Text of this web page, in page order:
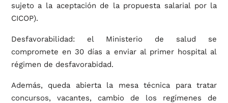
sujeto a la aceptación de la propuesta salarial por la
CICOP).
Desfavorabilidad: el Ministerio de salud se
compromete en 30 días a enviar al primer hospital al
régimen de desfavorabidad.
Además, queda abierta la mesa técnica para tratar
concursos, vacantes, cambio de los regímenes de